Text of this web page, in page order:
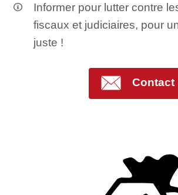
Informer pour lutter contre
fiscaux et judiciaires, pour
juste !
Contact